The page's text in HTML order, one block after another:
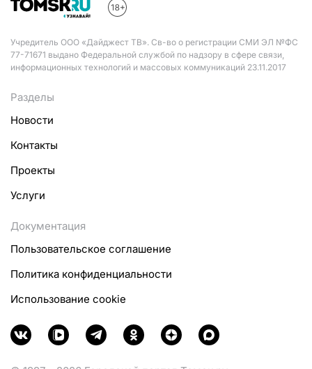
Учредитель ООО «Дайджест ТВ». Св-во о регистрации СМИ ЭЛ №ФС
77-71671 выдано Федеральной службой по надзору в сфере связи,
информационных технологий и массовых коммуникаций 23.11.2017
Разделы
Новости
Контакты
Проекты
Услуги
Документация
Пользовательское соглашение
Политика конфиденциальности
Использование cookie